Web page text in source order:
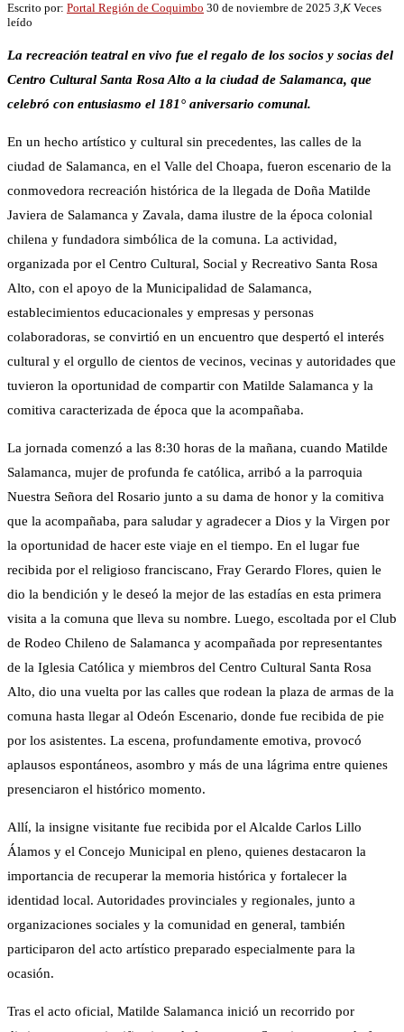
Escrito por: Portal Región de Coquimbo 30 de noviembre de 2025 3,K Veces
leído
La recreación teatral en vivo fue el regalo de los socios y socias del
Centro Cultural Santa Rosa Alto a la ciudad de Salamanca, que
celebró con entusiasmo el 181° aniversario comunal.
En un hecho artístico y cultural sin precedentes, las calles de la
ciudad de Salamanca, en el Valle del Choapa, fueron escenario de la
conmovedora recreación histórica de la llegada de Doña Matilde
Javiera de Salamanca y Zavala, dama ilustre de la época colonial
chilena y fundadora simbólica de la comuna. La actividad,
organizada por el Centro Cultural, Social y Recreativo Santa Rosa
Alto, con el apoyo de la Municipalidad de Salamanca,
establecimientos educacionales y empresas y personas
colaboradoras, se convirtió en un encuentro que despertó el interés
cultural y el orgullo de cientos de vecinos, vecinas y autoridades que
tuvieron la oportunidad de compartir con Matilde Salamanca y la
comitiva caracterizada de época que la acompañaba.
La jornada comenzó a las 8:30 horas de la mañana, cuando Matilde
Salamanca, mujer de profunda fe católica, arribó a la parroquia
Nuestra Señora del Rosario junto a su dama de honor y la comitiva
que la acompañaba, para saludar y agradecer a Dios y la Virgen por
la oportunidad de hacer este viaje en el tiempo. En el lugar fue
recibida por el religioso franciscano, Fray Gerardo Flores, quien le
dio la bendición y le deseó la mejor de las estadías en esta primera
visita a la comuna que lleva su nombre. Luego, escoltada por el Club
de Rodeo Chileno de Salamanca y acompañada por representantes
de la Iglesia Católica y miembros del Centro Cultural Santa Rosa
Alto, dio una vuelta por las calles que rodean la plaza de armas de la
comuna hasta llegar al Odeón Escenario, donde fue recibida de pie
por los asistentes. La escena, profundamente emotiva, provocó
aplausos espontáneos, asombro y más de una lágrima entre quienes
presenciaron el histórico momento.
Allí, la insigne visitante fue recibida por el Alcalde Carlos Lillo
Álamos y el Concejo Municipal en pleno, quienes destacaron la
importancia de recuperar la memoria histórica y fortalecer la
identidad local. Autoridades provinciales y regionales, junto a
organizaciones sociales y la comunidad en general, también
participaron del acto artístico preparado especialmente para la
ocasión.
Tras el acto oficial, Matilde Salamanca inició un recorrido por